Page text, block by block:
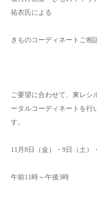
祐衣氏による
きものコーディネートご相
ご要望に合わせて、東レシ
ータルコーディネートを行
す。
11月8日（金）・9日（土）
午前11時～午後3時